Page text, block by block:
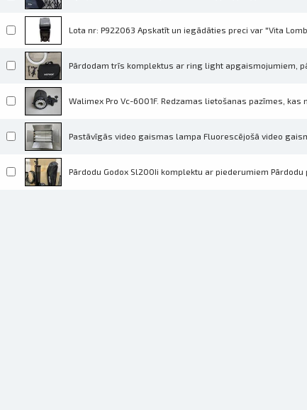
Lota nr: P922063 Apskatīt un iegādāties preci var "Vita
Pārdodam trīs komplektus ar ring light apgaismojumiem,
Walimex Pro Vc-6001F. Redzamas lietošanas pazīmes,
Pastāvīgās video gaismas lampa Fluorescējošā video
Pārdodu Godox Sl200Ii komplektu ar piederumiem